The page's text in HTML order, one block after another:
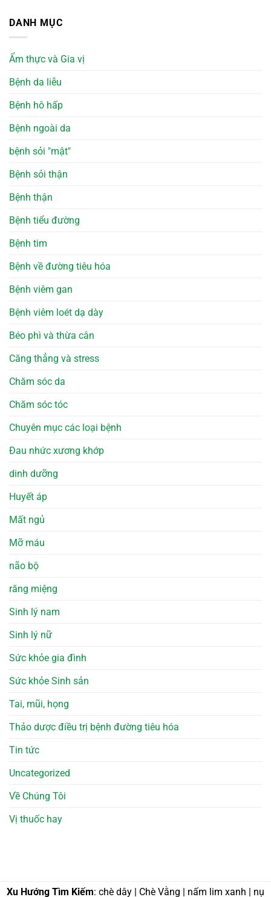
DANH MỤC
Ẩm thực và Gia vị
Bệnh da liễu
Bệnh hô hấp
Bệnh ngoài da
bệnh sỏi "mật"
Bệnh sỏi thận
Bệnh thận
Bệnh tiểu đường
Bệnh tim
Bệnh về đường tiêu hóa
Bệnh viêm gan
Bệnh viêm loét dạ dày
Béo phì và thừa cân
Căng thẳng và stress
Chăm sóc da
Chăm sóc tóc
Chuyên mục các loại bệnh
Đau nhức xương khớp
dinh dưỡng
Huyết áp
Mất ngủ
Mỡ máu
não bộ
răng miệng
Sinh lý nam
Sinh lý nữ
Sức khỏe gia đình
Sức khỏe Sinh sản
Tai, mũi, họng
Thảo dược điều trị bệnh đường tiêu hóa
Tin tức
Uncategorized
Về Chúng Tôi
Vị thuốc hay
Xu Hướng Tìm Kiếm: chè dây | Chè Vằng | nấm lim xanh | nụ